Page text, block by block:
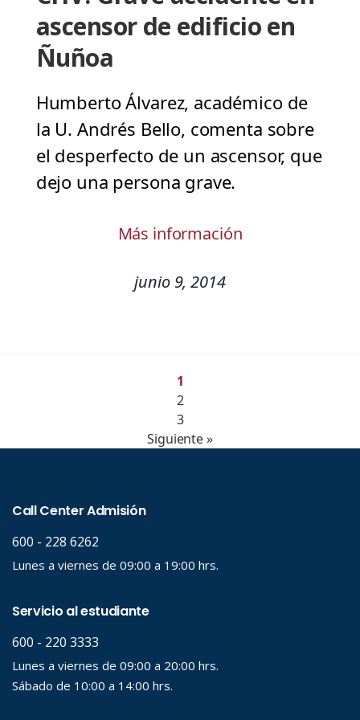
ascensor de edificio en
Ñuñoa
Humberto Álvarez, académico de
la U. Andrés Bello, comenta sobre
el desperfecto de un ascensor, que
dejo una persona grave.
Más información
junio 9, 2014
1
2
3
Siguiente »